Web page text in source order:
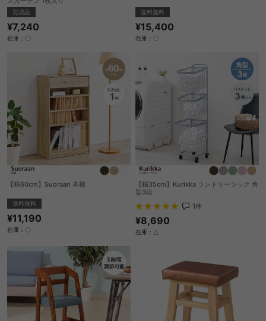
完成品
¥7,240
在庫：〇
送料無料
¥15,400
在庫：〇
【幅60cm】Suoraan 本棚
送料無料
¥11,190
在庫：〇
【幅35cm】Kurikka ランドリーラック 角
型3段
1件
¥8,690
在庫：△